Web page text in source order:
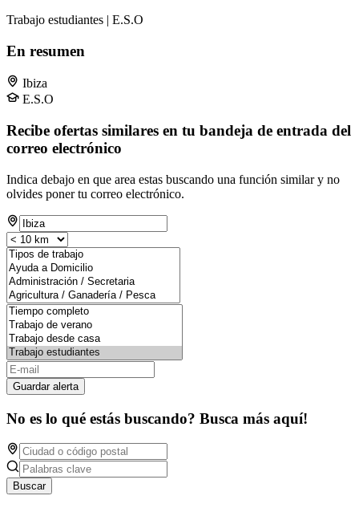
Trabajo estudiantes | E.S.O
En resumen
Ibiza
E.S.O
Recibe ofertas similares en tu bandeja de entrada del
correo electrónico
Indica debajo en que area estas buscando una función similar y no
olvides poner tu correo electrónico.
Guardar alerta
No es lo qué estás buscando? Busca más aquí!
Buscar